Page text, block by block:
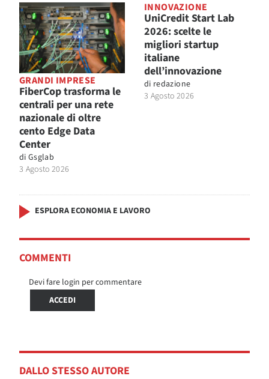
GRANDI IMPRESE
FiberCop trasforma le
centrali per una rete
nazionale di oltre
cento Edge Data
Center
di Gsglab
3 Agosto 2026
INNOVAZIONE
UniCredit Start Lab
2026: scelte le
migliori startup
italiane
dell’innovazione
di redazione
3 Agosto 2026
ESPLORA ECONOMIA E LAVORO
COMMENTI
Devi fare login per commentare
ACCEDI
DALLO STESSO AUTORE